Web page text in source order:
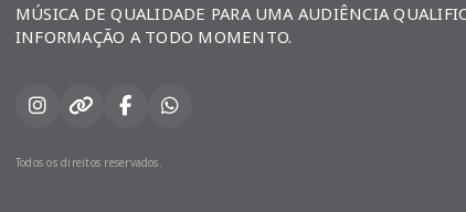
MÚSICA DE QUALIDADE PARA UMA AUDIÊNCIA
INFORMAÇÃO A TODO MOMENTO.
Todos os direitos reservados.